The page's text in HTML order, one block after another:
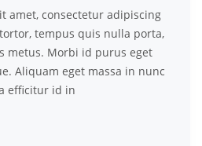
amet, consectetur adipiscing
tempus quis nulla porta,
metus. Morbi id purus eget
Aliquam eget massa in nunc
efficitur id in